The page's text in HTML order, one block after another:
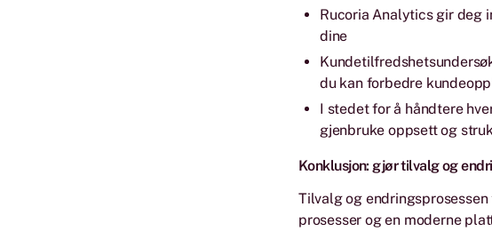
Rucoria Analytics gir deg
dine
du kan forbedre
I stedet for å håndtere
gjenbruke oppsett og
Konklusjon: gjør tilvalg og
Tilvalg og
prosesser og en moderne